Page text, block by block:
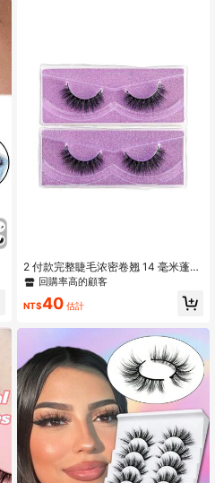
2 付款完整睫毛浓密卷翘 14 毫米蓬松
纤细假睫毛每日丰盈自然纤长条状睫
回購率高的顧客
NT$40 估計